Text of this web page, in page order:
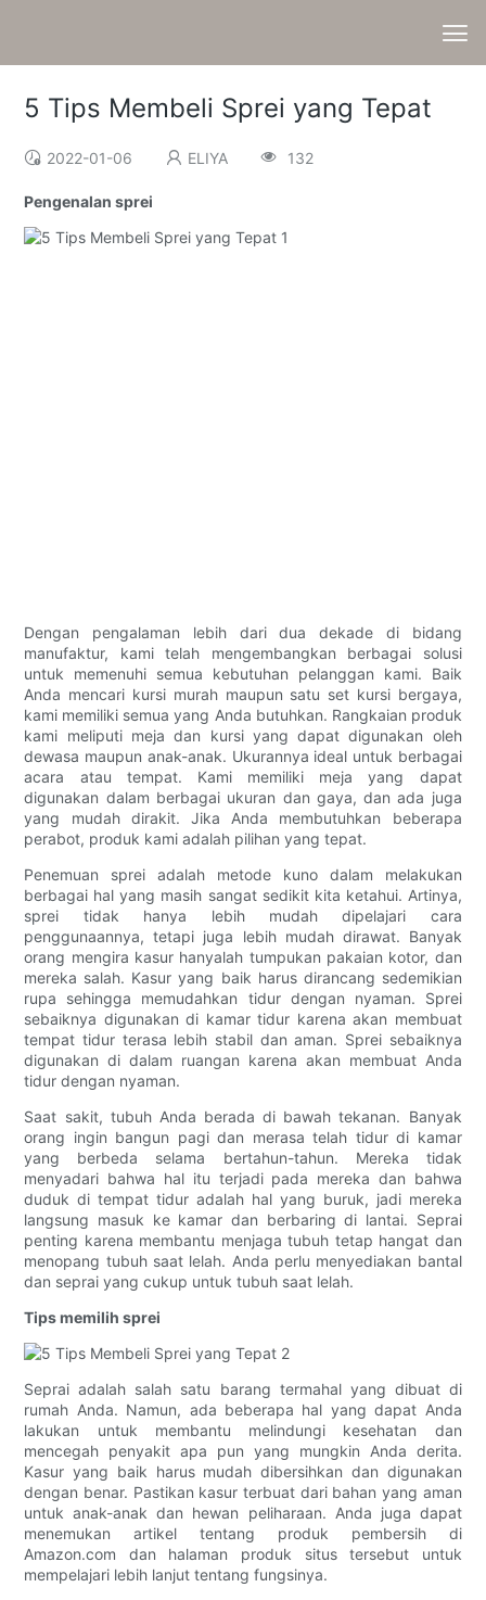
5 Tips Membeli Sprei yang Tepat
2022-01-06 ELIYA 132
Pengenalan sprei
Dengan pengalaman lebih dari dua dekade di bidang
manufaktur, kami telah mengembangkan berbagai solusi
untuk memenuhi semua kebutuhan pelanggan kami. Baik
Anda mencari kursi murah maupun satu set kursi bergaya,
kami memiliki semua yang Anda butuhkan. Rangkaian produk
kami meliputi meja dan kursi yang dapat digunakan oleh
dewasa maupun anak-anak. Ukurannya ideal untuk berbagai
acara atau tempat. Kami memiliki meja yang dapat
digunakan dalam berbagai ukuran dan gaya, dan ada juga
yang mudah dirakit. Jika Anda membutuhkan beberapa
perabot, produk kami adalah pilihan yang tepat.
Penemuan sprei adalah metode kuno dalam melakukan
berbagai hal yang masih sangat sedikit kita ketahui. Artinya,
sprei tidak hanya lebih mudah dipelajari cara
penggunaannya, tetapi juga lebih mudah dirawat. Banyak
orang mengira kasur hanyalah tumpukan pakaian kotor, dan
mereka salah. Kasur yang baik harus dirancang sedemikian
rupa sehingga memudahkan tidur dengan nyaman. Sprei
sebaiknya digunakan di kamar tidur karena akan membuat
tempat tidur terasa lebih stabil dan aman. Sprei sebaiknya
digunakan di dalam ruangan karena akan membuat Anda
tidur dengan nyaman.
Saat sakit, tubuh Anda berada di bawah tekanan. Banyak
orang ingin bangun pagi dan merasa telah tidur di kamar
yang berbeda selama bertahun-tahun. Mereka tidak
menyadari bahwa hal itu terjadi pada mereka dan bahwa
duduk di tempat tidur adalah hal yang buruk, jadi mereka
langsung masuk ke kamar dan berbaring di lantai. Seprai
penting karena membantu menjaga tubuh tetap hangat dan
menopang tubuh saat lelah. Anda perlu menyediakan bantal
dan seprai yang cukup untuk tubuh saat lelah.
Tips memilih sprei
Seprai adalah salah satu barang termahal yang dibuat di
rumah Anda. Namun, ada beberapa hal yang dapat Anda
lakukan untuk membantu melindungi kesehatan dan
mencegah penyakit apa pun yang mungkin Anda derita.
Kasur yang baik harus mudah dibersihkan dan digunakan
dengan benar. Pastikan kasur terbuat dari bahan yang aman
untuk anak-anak dan hewan peliharaan. Anda juga dapat
menemukan artikel tentang produk pembersih di
Amazon.com dan halaman produk situs tersebut untuk
mempelajari lebih lanjut tentang fungsinya.